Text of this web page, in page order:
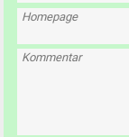
Homepage
Kommentar